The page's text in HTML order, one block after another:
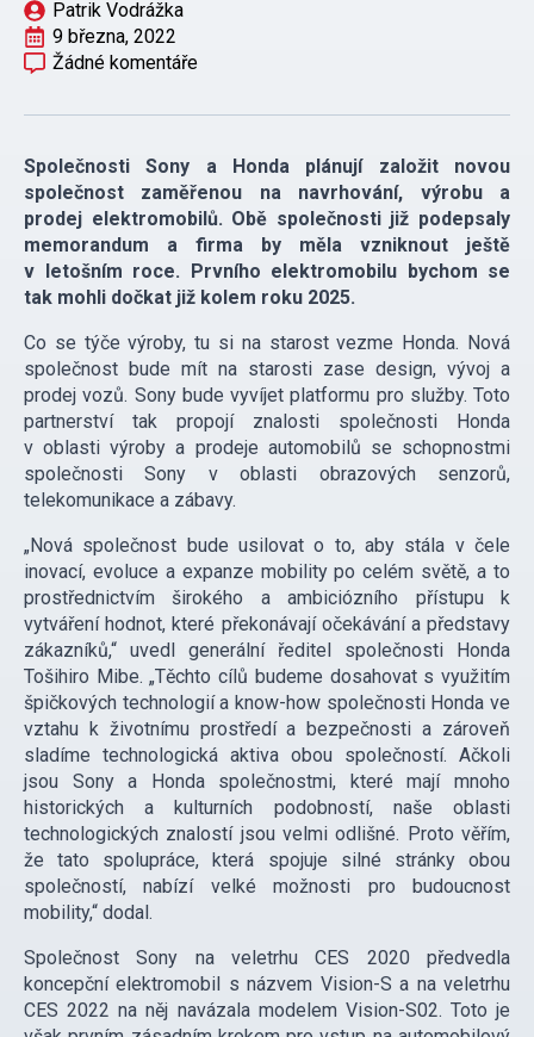
Patrik Vodrážka
9 března, 2022
Žádné komentáře
Společnosti Sony a Honda plánují založit novou
společnost zaměřenou na navrhování, výrobu a
prodej elektromobilů. Obě společnosti již podepsaly
memorandum a firma by měla vzniknout ještě
v letošním roce. Prvního elektromobilu bychom se
tak mohli dočkat již kolem roku 2025.
Co se týče výroby, tu si na starost vezme Honda. Nová
společnost bude mít na starosti zase design, vývoj a
prodej vozů. Sony bude vyvíjet platformu pro služby. Toto
partnerství tak propojí znalosti společnosti Honda
v oblasti výroby a prodeje automobilů se schopnostmi
společnosti Sony v oblasti obrazových senzorů,
telekomunikace a zábavy.
„Nová společnost bude usilovat o to, aby stála v čele
inovací, evoluce a expanze mobility po celém světě, a to
prostřednictvím širokého a ambiciózního přístupu k
vytváření hodnot, které překonávají očekávání a představy
zákazníků,“ uvedl generální ředitel společnosti Honda
Tošihiro Mibe. „Těchto cílů budeme dosahovat s využitím
špičkových technologií a know-how společnosti Honda ve
vztahu k životnímu prostředí a bezpečnosti a zároveň
sladíme technologická aktiva obou společností. Ačkoli
jsou Sony a Honda společnostmi, které mají mnoho
historických a kulturních podobností, naše oblasti
technologických znalostí jsou velmi odlišné. Proto věřím,
že tato spolupráce, která spojuje silné stránky obou
společností, nabízí velké možnosti pro budoucnost
mobility,“ dodal.
Společnost Sony na veletrhu CES 2020 předvedla
koncepční elektromobil s názvem Vision-S a na veletrhu
CES 2022 na něj navázala modelem Vision-S02. Toto je